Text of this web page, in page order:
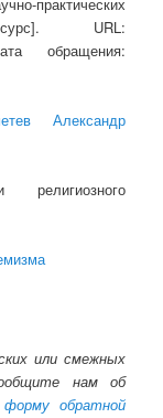
URL:
обращения:
Александр
религиозного
или смежных
нам об
форму обратной